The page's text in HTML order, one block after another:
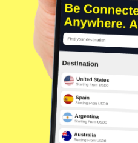
la fenêtre contextuelle